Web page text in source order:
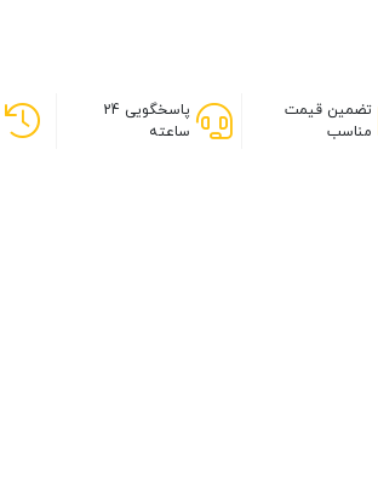
تضمین قیمت
مناسب
پاسخگویی 24
ساعته